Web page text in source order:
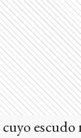
escudo